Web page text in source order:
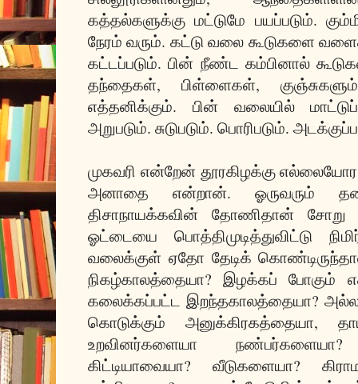
கத்தல்களுக்கு மட்டுமே பயப்படும்.
நேரம் வரும். கட்டு வலை கூடுகளை
கட்டப்படும். பின் நீண்ட கம்பினால்
தந்தைகள், பிள்ளைகள்,
எத்தனிக்கும். பின் வலையில்
அறுபடும். சுடுபடும். பொரிபடும்.
முகவரி என்றேன் தூரகிழக்கு
அனாதை என்றான். ஓருவரும்
திசாநாயக்கவின் தோணிதான் சோறு
ஓட்டையை பொத்திமுடித்துவிட்டு
வலைக்குள் ஏதோ தேடிக்
நிகழ்காலத்தையா? இழக்கப் போகும்
கலைக்கப்பட்ட இறந்தகாலத்தையா?
கொடுக்கும் அனுக்கிரகத்தையா,
உறவினர்களையா
கிட்டியாவையா? வீடுகளையா?